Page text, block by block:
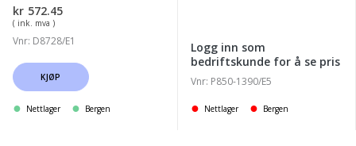
kr 572.45
( ink. mva )
Vnr: D8728/E1
KJØP
Nettlager Bergen
Logg inn som
bedriftskunde for å se pris
Vnr: P850-1390/E5
Nettlager Bergen